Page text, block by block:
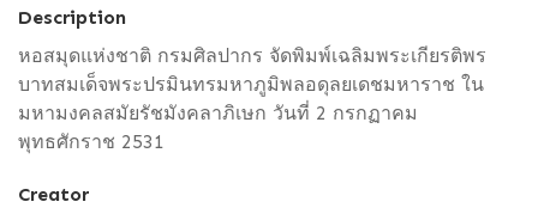
Description
หอสมุดแห่งชาติ กรมศิลปากร จัดพิมพ์เฉลิมพระเกียรติพร
บาทสมเด็จพระปรมินทรมหาภูมิพลอดุลยเดชมหาราช ใน
มหามงคลสมัยรัชมังคลาภิเษก วันที่ 2 กรกฏาคม
พุทธศักราช 2531
Creator